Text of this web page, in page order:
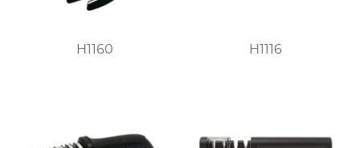
H1160 H1116